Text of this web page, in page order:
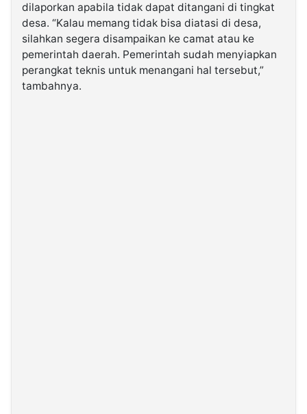
dilaporkan apabila tidak dapat ditangani di tingkat
desa. “Kalau memang tidak bisa diatasi di desa,
silahkan segera disampaikan ke camat atau ke
pemerintah daerah. Pemerintah sudah menyiapkan
perangkat teknis untuk menangani hal tersebut,”
tambahnya.